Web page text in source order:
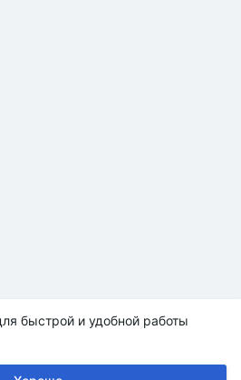
быстрой и удобной работы